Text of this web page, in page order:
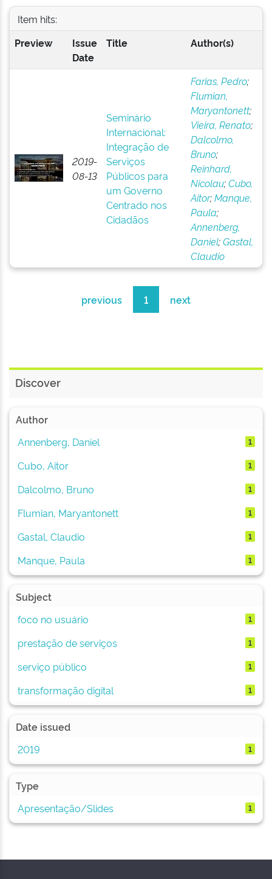
Item hits:
Preview
Issue
Date
Title Author(s)
2019-
08-13
Seminário
Internacional:
Integração de
Serviços
Públicos para
um Governo
Centrado nos
Cidadãos
Farias, Pedro;
Flumian,
Maryantonett;
Vieira, Renato;
Dalcolmo,
Bruno;
Reinhard,
Nicolau;Cubo,
Aitor;Manque,
Paula;
Annenberg,
Daniel;Gastal,
Claudio
previous 1 next
Discover
Author
Annenberg, Daniel
1
Cubo, Aitor 1
Dalcolmo, Bruno 1
Flumian, Maryantonett 1
Gastal, Claudio 1
Manque, Paula 1
Subject
foco no usuário
1
prestação de serviços 1
serviço público 1
transformação digital 1
Date issued
2019
1
Type
Apresentação/Slides
1